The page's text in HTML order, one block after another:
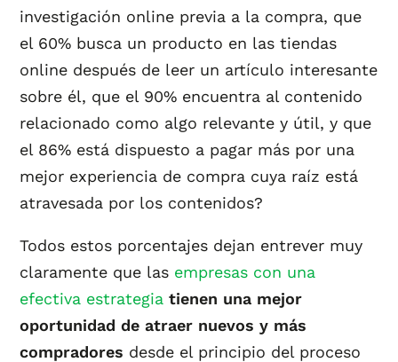
investigación online previa a la compra, que
el 60% busca un producto en las tiendas
online después de leer un artículo interesante
sobre él, que el 90% encuentra al contenido
relacionado como algo relevante y útil, y que
el 86% está dispuesto a pagar más por una
mejor experiencia de compra cuya raíz está
atravesada por los contenidos?
Todos estos porcentajes dejan entrever muy
claramente que las empresas con una
efectiva estrategia tienen una mejor
oportunidad de atraer nuevos y más
compradores desde el principio del proceso